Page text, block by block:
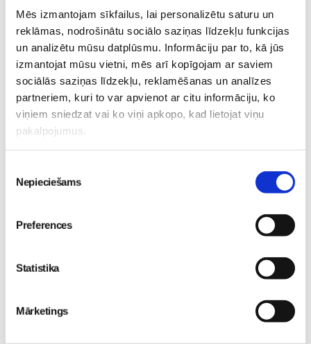
Mēs izmantojam sīkfailus, lai personalizētu saturu un
reklāmas, nodrošinātu sociālo saziņas līdzekļu funkcijas
un analizētu mūsu datplūsmu. Informāciju par to, kā jūs
izmantojat mūsu vietni, mēs arī kopīgojam ar saviem
sociālās saziņas līdzekļu, reklamēšanas un analīzes
partneriem, kuri to var apvienot ar citu informāciju, ko
viņiem sniedzat vai ko viņi apkopo, kad lietojat viņu
pakalpojumus.
izvēle
Nepieciešams
Preferences
Statistika
Mārketings
Epidurālā anestēzija Gaidības
Superbēbīte Šarlote nāk
pasaulē Jūrmalas
09. Jul 09:55
Iepazīstamies -
Gaidības
tievēšanas” modes risks: